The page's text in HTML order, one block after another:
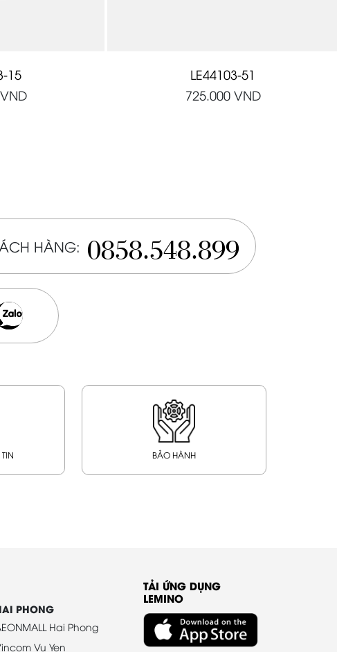
15
LE44103-51
725.000VND
HÀNG: 0858.548.899
BẢO HÀNH
PHONG
Hai Phong
Vu Yen
TẢI ỨNG DỤNG
LEMINO